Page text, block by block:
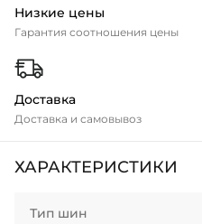
Низкие цены
Гарантия соотношения цены
Доставка
Доставка и самовывоз
ХАРАКТЕРИСТИКИ
Тип шин